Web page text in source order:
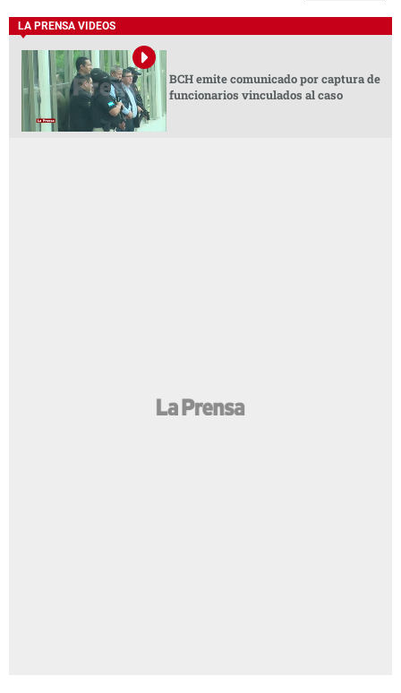
LA PRENSA VIDEOS
BCH emite comunicado por captura de
funcionarios vinculados al caso